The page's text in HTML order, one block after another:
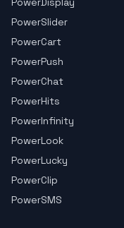
PowerSlider
PowerCart
PowerPush
PowerChat
PowerHits
PowerInfinity
PowerLook
PowerLucky
PowerClip
PowerSMS